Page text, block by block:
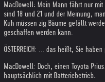
MacDowell: Mein Mann fährt nur
sind 18 und 21 und der Meinung,
Kuh müssen zig Bäume gefällt
geschaffen werden kann.
ÖSTERREICH: ... das heißt, Sie
MacDowell: Doch, einen Toyota
hauptsächlich mit Batteriebetrieb.